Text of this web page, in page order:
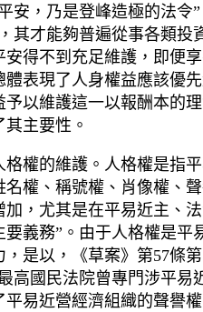
安，乃是登峰造極的法
其才能夠普遍從事各類
得不到充足維護，即便
表現了人身權益應該優
以維護這一以報酬本
主要性。
權的維護。人格權是
權、稱號權、肖像權
，尤其是在平易近主、
義務”。由于人格權是
是以，《草案》第57條
高國民法院曾專門涉平
易近營經濟組織的聲譽